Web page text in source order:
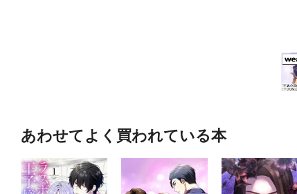
あわせてよく買われている本